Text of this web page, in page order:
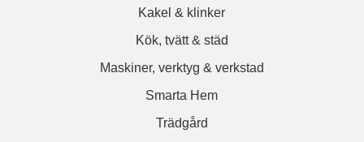
Kakel & klinker
Kök, tvätt & städ
Maskiner, verktyg & verkstad
Smarta Hem
Trädgård